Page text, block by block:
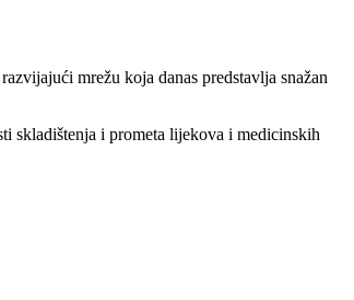
mrežu koja danas predstavlja snažan
skladištenja i prometa lijekova i medicinskih